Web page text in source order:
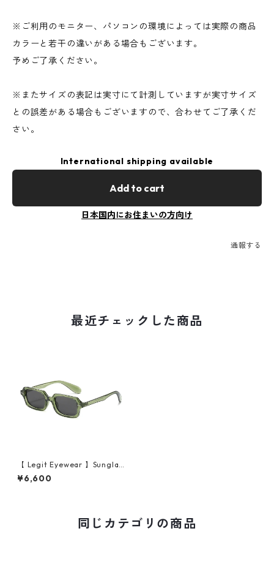
※ご利用のモニター、パソコンの環境によっては実際の商品
カラーと若干の違いがある場合もございます。
予めご了承ください。
※またサイズの表記は実寸にて計測していますが実寸サイズ
との誤差がある場合もございますので、合わせてご了承くだ
さい。
International shipping available
Add to cart
日本国内にお住まいの方向け
通報する
最近チェックした商品
【 Legit Eyewear 】Sunglas
ses Horikawa (Clear Green/
Grey)
¥6,600
同じカテゴリの商品